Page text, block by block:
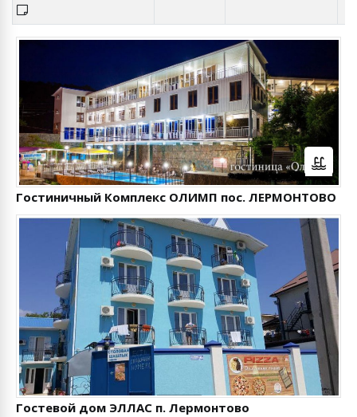
Гостиничный Комплекс ОЛИМП пос. ЛЕРМОНТОВО
Гостевой дом ЭЛЛАС п. Лермонтово